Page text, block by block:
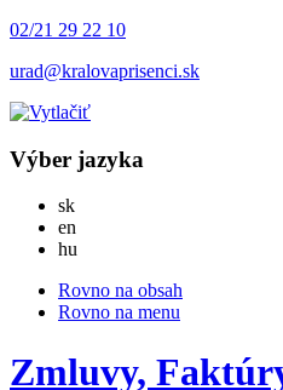
02/21 29 22 10
urad@kralovaprisenci.sk
Výber jazyka
skSlovensky
en
hu
Rovno na obsah
Rovno na menu
Zmluvy,